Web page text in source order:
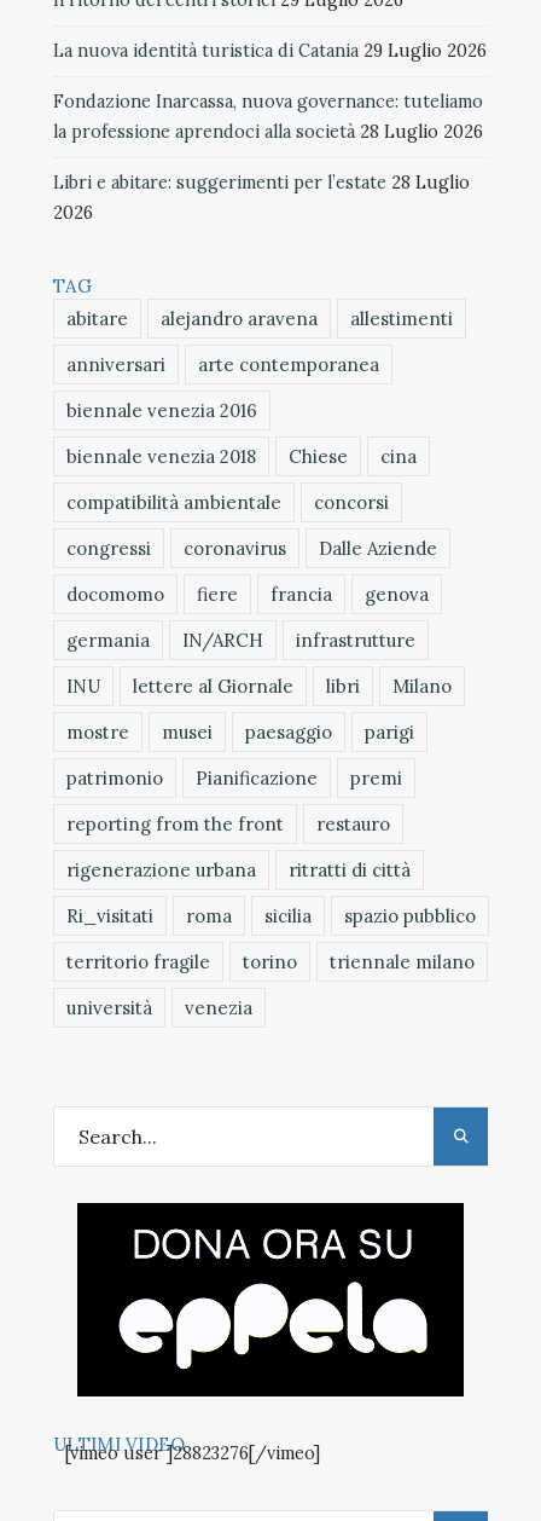
La nuova identità turistica di Catania 29 Luglio 2026
Fondazione Inarcassa, nuova governance: tuteliamo
la professione aprendoci alla società 28 Luglio 2026
Libri e abitare: suggerimenti per l’estate 28 Luglio
2026
TAG
abitare
alejandro aravena
allestimenti
anniversari
arte contemporanea
biennale venezia 2016
biennale venezia 2018
Chiese
cina
compatibilità ambientale
concorsi
congressi
coronavirus
Dalle Aziende
docomomo
fiere francia
genova
germania
IN/ARCH
infrastrutture
INU
lettere al Giornale libri
Milano
mostre
musei paesaggio
parigi
patrimonio
Pianificazione
premi
reporting from the front
restauro
rigenerazione urbana
ritratti di città
Ri_visitati
roma sicilia
spazio pubblico
territorio fragile
torino
triennale milano
università
venezia
ULTIMI VIDEO
[vimeo user ]28823276[/vimeo]